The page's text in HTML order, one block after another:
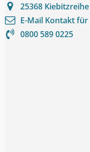
25368 Kiebitzreihe
E-Mail Kontakt für
0800 589 0225